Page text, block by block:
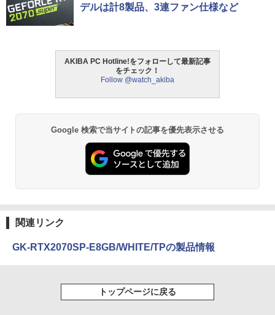
デルは計8製品、3連ファン仕様など
AKIBA PC Hotline!をフォローして最新記事
をチェック！
Follow @watch_akiba
Google 検索で当サイトの記事を優先表示させる
関連リンク
GK-RTX2070SP-E8GB/WHITE/TPの製品情報
トップページに戻る